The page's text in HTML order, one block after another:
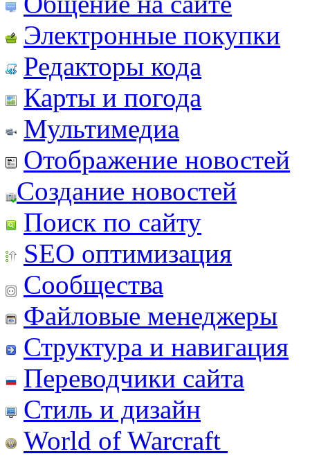
Электронные покупки
Редакторы кода
Карты и погода
Мультимедиа
Отображение новостей
Создание новостей
Поиск по сайту
SEO оптимизация
Сообщества
Файловые менеджеры
Структура и навигация
Переводчики сайта
Стиль и дизайн
World of Warcraft